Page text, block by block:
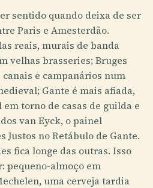
sentido quando deixa de ser
Paris e Amesterdão.
reais, murais de banda
velhas brasseries; Bruges
e campanários num
Gante é mais afiada,
torno de casas de guilda e
van Eyck, o painel
Justos no Retábulo de Gante.
fica longe das outras. Isso
pequeno-almoço em
uma cerveja tardia